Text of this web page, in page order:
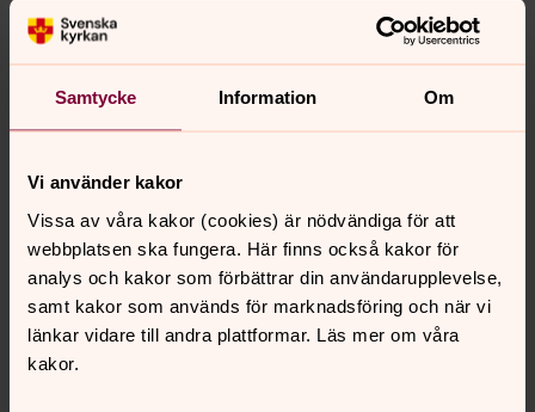
Samtycke Information Om
Vi använder kakor
Vissa av våra kakor (cookies) är nödvändiga för att
webbplatsen ska fungera. Här finns också kakor för
analys och kakor som förbättrar din användarupplevelse,
samt kakor som används för marknadsföring och när vi
länkar vidare till andra plattformar. Läs mer om våra
kakor.
och Svegsbygdens församling, Präst, Härjedalens
pastorat
E-post:luisa.landewall@svenskakyrkan.se
Thomas Loréhn
Präst - Hedebygdens församling, Tännäs-
Ljusnedals församling, Härjedalens pastorat,
Härjedalens pastorat